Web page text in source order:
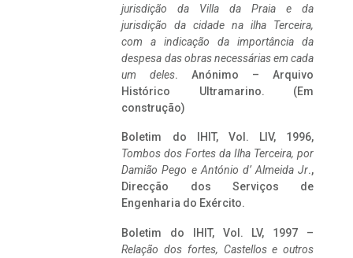
jurisdição da Villa da Praia e da
jurisdição da cidade na ilha Terceira,
com a indicação da importância da
despesa das obras necessárias em cada
um deles. Anónimo – Arquivo
Histórico Ultramarino. (Em
construção)
Boletim do IHIT, Vol. LIV, 1996,
Tombos dos Fortes da Ilha Terceira, por
Damião Pego e António d’ Almeida Jr.,
Direcção dos Serviços de
Engenharia do Exército.
Boletim do IHIT, Vol. LV, 1997 –
Relação dos fortes, Castellos e outros